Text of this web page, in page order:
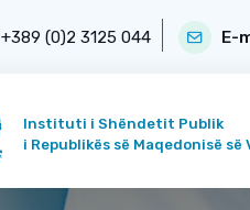
+389 (0)2 3125 044 E-
Instituti i Shëndetit Publik
i Republikës së Maqedonisë së